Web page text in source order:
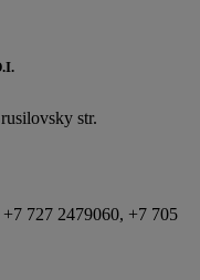
str.
727 2479060, +7 705